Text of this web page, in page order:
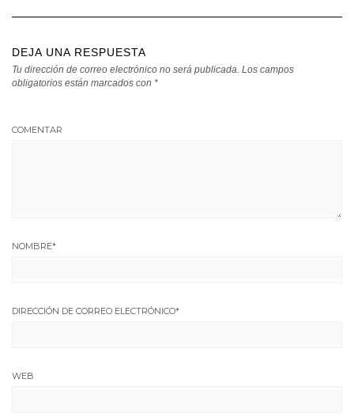
DEJA UNA RESPUESTA
Tu dirección de correo electrónico no será publicada. Los campos
obligatorios están marcados con *
COMENTAR
NOMBRE*
DIRECCIÓN DE CORREO ELECTRÓNICO*
WEB